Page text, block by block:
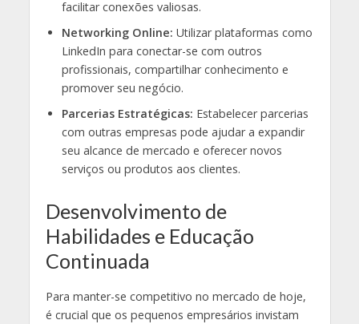
facilitar conexões valiosas.
Networking Online: Utilizar plataformas como
LinkedIn para conectar-se com outros
profissionais, compartilhar conhecimento e
promover seu negócio.
Parcerias Estratégicas: Estabelecer parcerias
com outras empresas pode ajudar a expandir
seu alcance de mercado e oferecer novos
serviços ou produtos aos clientes.
Desenvolvimento de
Habilidades e Educação
Continuada
Para manter-se competitivo no mercado de hoje,
é crucial que os pequenos empresários invistam